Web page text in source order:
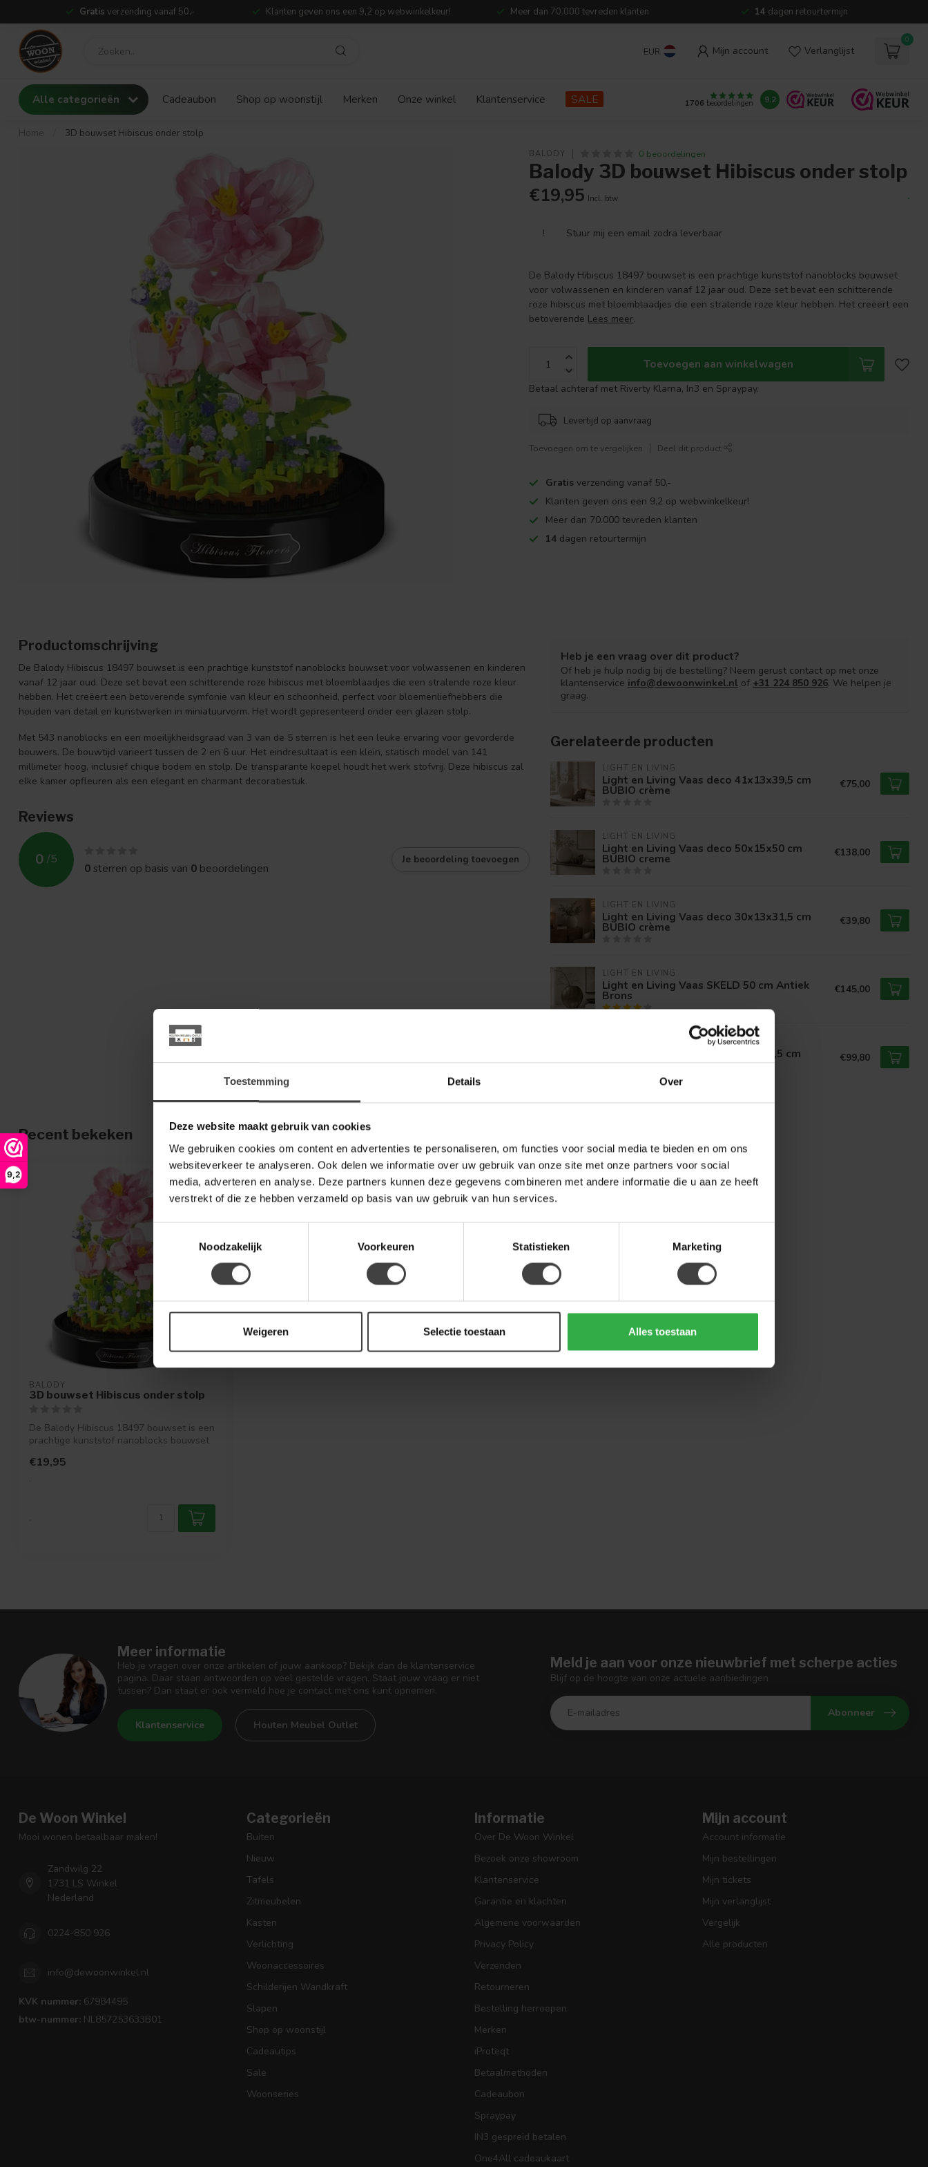
Toestemming Details Over
Deze website maakt gebruik van cookies
We gebruiken cookies om content en advertenties te personaliseren, om functies voor social media te bieden en om ons
websiteverkeer te analyseren. Ook delen we informatie over uw gebruik van onze site met onze partners voor social
media, adverteren en analyse. Deze partners kunnen deze gegevens combineren met andere informatie die u aan ze heeft
verstrekt of die ze hebben verzameld op basis van uw gebruik van hun services.
Noodzakelijk
Voorkeuren Statistieken Marketing
Weigeren Selectie toestaan Alles toestaan
9,2
Gratis verzending vanaf 50,- Klanten geven ons een 9,2 op webwinkelkeur! Meer dan 70.000 tevreden klanten 14 dagen retourtermijn
EUR Mijn account Verlanglijst
0
Alle categorieën Cadeaubon Shop op woonstijl Merken Onze winkel Klantenservice SALE 1706 beoordelingen 9.2
Home 3D bouwset Hibiscus onder stolp
BALODY 0 beoordelingen
Balody 3D bouwset Hibiscus onder stolp
€19,95 Incl. btw .
! Stuur mij een email zodra leverbaar
De Balody Hibiscus 18497 bouwset is een prachtige kunststof nanoblocks bouwset
voor volwassenen en kinderen vanaf 12 jaar oud. Deze set bevat een schitterende
roze hibiscus met bloemblaadjes die een stralende roze kleur hebben. Het creëert een
betoverende Lees meer.
Toevoegen aan winkelwagen
Betaal achteraf met Riverty Klarna, In3 en Spraypay.
Levertijd op aanvraag
Toevoegen om te vergelijken Deel dit product
Gratis verzending vanaf 50,-
Klanten geven ons een 9,2 op webwinkelkeur!
Meer dan 70.000 tevreden klanten
14 dagen retourtermijn
Productomschrijving
De Balody Hibiscus 18497 bouwset is een prachtige kunststof nanoblocks bouwset voor volwassenen en kinderen
vanaf 12 jaar oud. Deze set bevat een schitterende roze hibiscus met bloemblaadjes die een stralende roze kleur
hebben. Het creëert een betoverende symfonie van kleur en schoonheid, perfect voor bloemenliefhebbers die
houden van detail en kunstwerken in miniatuurvorm. Het wordt gepresenteerd onder een glazen stolp.
Met 543 nanoblocks en een moeilijkheidsgraad van 3 van de 5 sterren is het een leuke ervaring voor gevorderde
bouwers. De bouwtijd varieert tussen de 2 en 6 uur. Het eindresultaat is een klein, statisch model van 141
millimeter hoog, inclusief chique bodem en stolp. De transparante koepel houdt het werk stofvrij. Deze hibiscus zal
elke kamer opfleuren als een elegant en charmant decoratiestuk.
Reviews
0 /5
0sterren op basis van 0 beoordelingen
Je beoordeling toevoegen
Heb je een vraag over dit product?
Of heb je hulp nodig bij de bestelling? Neem gerust contact op met onze
klantenservice info@dewoonwinkel.nl of +31 224 850 926. We helpen je
graag.
Gerelateerde producten
LIGHT EN LIVING
Light en Living Vaas deco 41x13x39,5 cm
BUBIO crème €75,00
LIGHT EN LIVING
Light en Living Vaas deco 50x15x50 cm
BUBIO creme €138,00
LIGHT EN LIVING
Light en Living Vaas deco 30x13x31,5 cm
BUBIO crème €39,80
LIGHT EN LIVING
Light en Living Vaas SKELD 50 cm Antiek
Brons €145,00
Light en Living Vaas deco Ø35x26,5 cm
VALERIE licht bruin €99,80
Recent bekeken
BALODY
3D bouwset Hibiscus onder stolp
De Balody Hibiscus 18497 bouwset is een
prachtige kunststof nanoblocks bouwset
€19,95
.
.
Meer informatie
Heb je vragen over onze artikelen of jouw aankoop? Bekijk dan de klantenservice
pagina. Daar staan antwoorden op veel gestelde vragen. Staat jouw vraag er niet
tussen? Dan staat er ook vermeld hoe je contact met ons kunt opnemen.
Klantenservice Houten Meubel Outlet
Meld je aan voor onze nieuwbrief met scherpe acties
Blijf op de hoogte van onze actuele aanbiedingen
Abonneer
De Woon Winkel
Mooi wonen betaalbaar maken!
Zandwilg 22
1731 LS Winkel
Nederland
0224-850 926
info@dewoonwinkel.nl
KVK nummer: 67984495
btw-nummer: NL857253633B01
Categorieën
Buiten
Nieuw
Tafels
Zitmeubelen
Kasten
Verlichting
Woonaccessoires
Schilderijen Wandkraft
Slapen
Shop op woonstijl
Cadeautips
Sale
Woonseries
Informatie
Over De Woon Winkel
Bezoek onze showroom
Klantenservice
Garantie en klachten
Algemene voorwaarden
Privacy Policy
Verzenden
Retourneren
Bestelling herroepen
Merken
iProteqt
Betaalmethoden
Cadeaubon
Spraypay
IN3 gespreid betalen
One4All cadeaukaart
Mijn account
Account informatie
Mijn bestellingen
Mijn tickets
Mijn verlanglijst
Vergelijk
Alle producten